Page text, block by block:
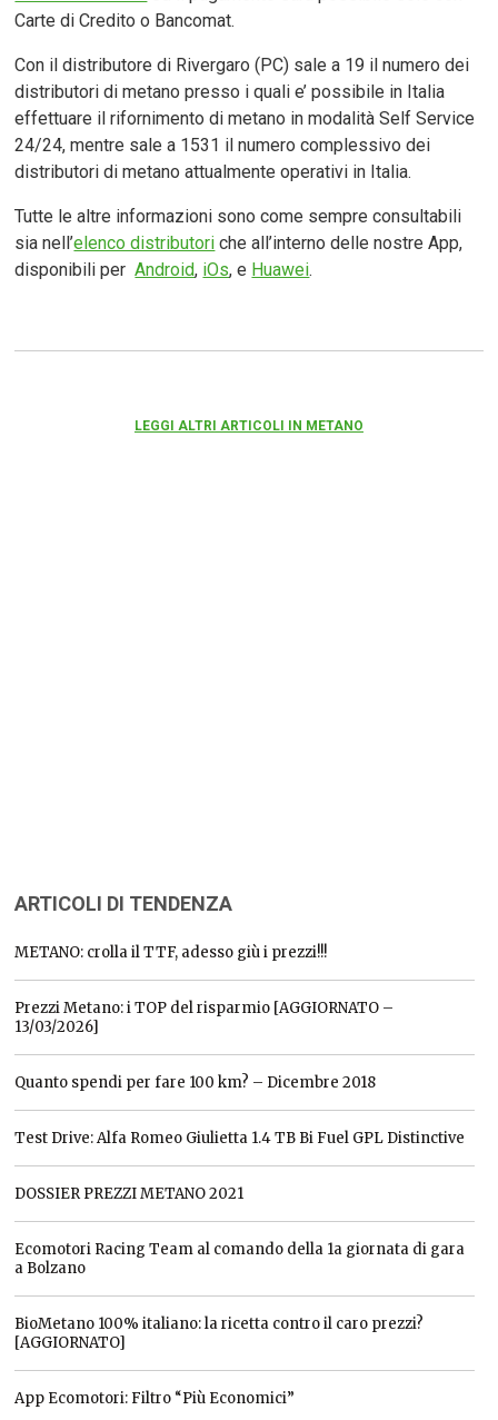
Carte di Credito o Bancomat.
Con il distributore di Rivergaro (PC) sale a 19 il numero dei
distributori di metano presso i quali e’ possibile in Italia
effettuare il rifornimento di metano in modalità Self Service
24/24, mentre sale a 1531 il numero complessivo dei
distributori di metano attualmente operativi in Italia.
Tutte le altre informazioni sono come sempre consultabili
sia nell’elenco distributori che all’interno delle nostre App,
disponibili perAndroid, iOs, e Huawei.
LEGGI ALTRI ARTICOLI IN METANO
ARTICOLI DI TENDENZA
METANO: crolla il TTF, adesso giù i prezzi!!!
Prezzi Metano: i TOP del risparmio [AGGIORNATO –
13/03/2026]
Quanto spendi per fare 100 km? – Dicembre 2018
Test Drive: Alfa Romeo Giulietta 1.4 TB Bi Fuel GPL Distinctive
DOSSIER PREZZI METANO 2021
Ecomotori Racing Team al comando della 1a giornata di gara
a Bolzano
BioMetano 100% italiano: la ricetta contro il caro prezzi?
[AGGIORNATO]
App Ecomotori: Filtro “Più Economici”